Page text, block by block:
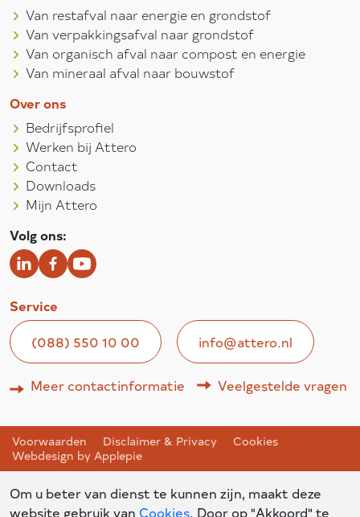
Van restafval naar energie en grondstof
Van verpakkingsafval naar grondstof
Van organisch afval naar compost en energie
Van mineraal afval naar bouwstof
Over ons
Bedrijfsprofiel
Werken bij Attero
Contact
Downloads
Mijn Attero
Volg ons:
Service
(088) 550 10 00 info@attero.nl
Meer contactinformatie Veelgestelde vragen
Voorwaarden Disclaimer & Privacy
Cookies
Webdesign by Applepie
Om u beter van dienst te kunnen zijn, maakt deze
website gebruik van Cookies. Door op "Akkoord" te